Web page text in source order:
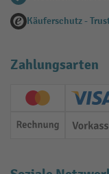
Käuferschutz -
Zahlungsarten
Creditcard
Rechnung